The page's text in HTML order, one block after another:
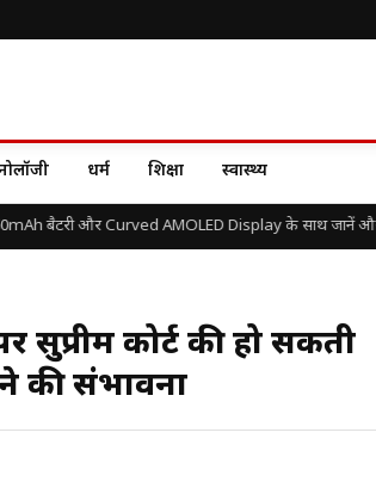
धर्म शिक्षा स्वास्थ्य
बैटरी और Curved AMOLED Display के साथ जानें और
सुप्रीम कोर्ट की हो सकती
की संभावना